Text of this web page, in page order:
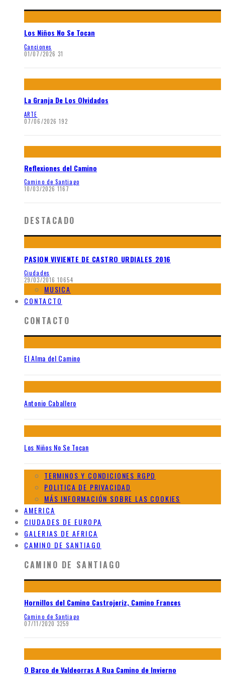
Los Niños No Se Tocan
Canciones
01/07/2026 31
La Granja De Los Olvidados
ARTE
07/06/2026 192
Reflexiones del Camino
Camino de Santiago
10/03/2026 1167
DESTACADO
PASION VIVIENTE DE CASTRO URDIALES 2016
Ciudades
29/03/2016 10654
MUSICA
CONTACTO
CONTACTO
El Alma del Camino
Antonio Caballero
Los Niños No Se Tocan
TERMINOS Y CONDICIONES RGPD
POLITICA DE PRIVACIDAD
MÁS INFORMACIÓN SOBRE LAS COOKIES
AMERICA
CIUDADES DE EUROPA
GALERIAS DE AFRICA
CAMINO DE SANTIAGO
CAMINO DE SANTIAGO
Hornillos del Camino Castrojeriz, Camino Frances
Camino de Santiago
07/11/2020 3259
O Barco de Valdeorras A Rua Camino de Invierno